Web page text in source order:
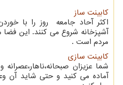
کابینت ساز
اکثر آحاد جامعه روز را با
آشپزخانه شروع می کنند. این فضا
مردم است .
کابینت سازی
شما عزیزان
آماده می کنید و حتی شاید آن